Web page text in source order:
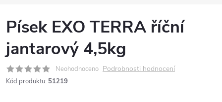
Písek EXO TERRA říční
jantarový 4,5kg
Neohodnoceno Podrobnosti hodnocení
Kód produktu: 51219